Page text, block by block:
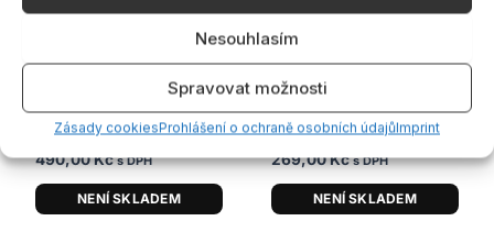
Nesouhlasím
Spravovat možnosti
Zásady cookiesProhlášení o ochraně osobních údajůImprint
Páječka 80W s regulací
teploty a příslušenstvím
490,00Kč s DPH
NENÍ SKLADEM
Flux Gel 14 ml
(Stříkačka)
269,00Kč s DPH
NENÍ SKLADEM